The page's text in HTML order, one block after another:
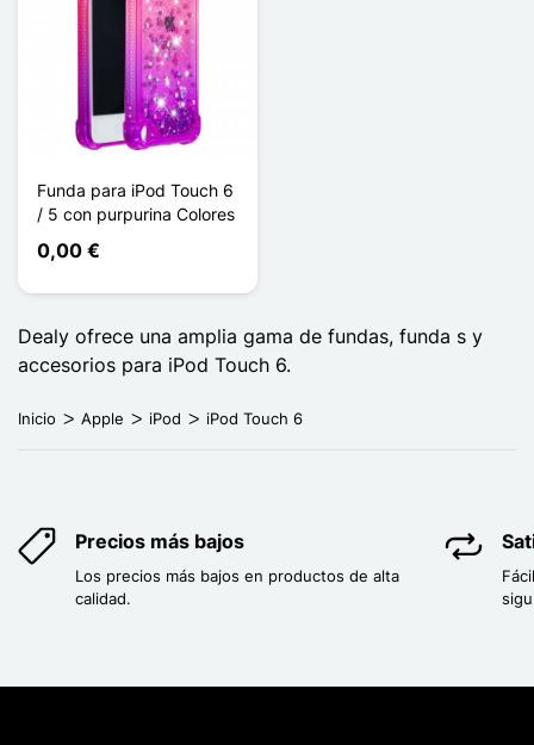
Funda para iPod Touch 6
/ 5 con purpurina Colores
0,00 €
Dealy ofrece una amplia gama de fundas, funda s y
accesorios para iPod Touch 6.
Inicio Apple iPod iPod Touch 6
Precios más bajos
Los precios más bajos en productos de alta
calidad.